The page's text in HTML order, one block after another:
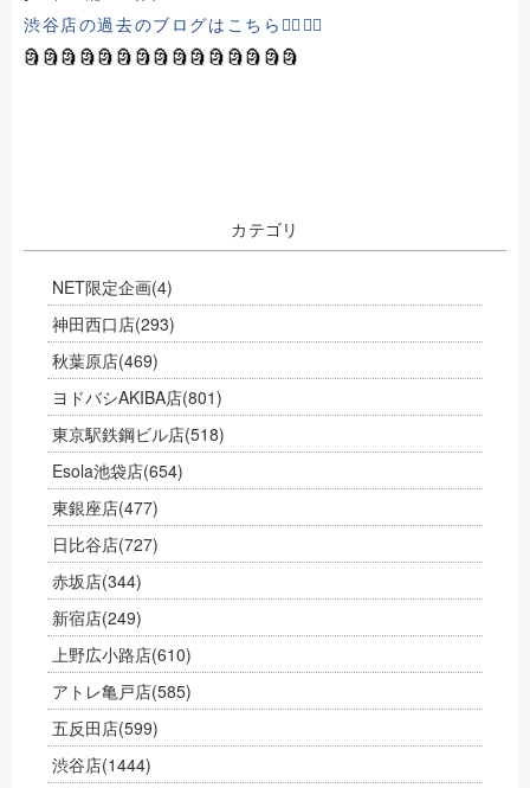
渋谷店の過去のブログはこちら💁‍♀️💁‍♂️
🗿🗿🗿🗿🗿🗿🗿🗿🗿🗿🗿🗿🗿🗿🗿
カテゴリ
NET限定企画(4)
神田西口店(293)
秋葉原店(469)
ヨドバシAKIBA店(801)
東京駅鉄鋼ビル店(518)
Esola池袋店(654)
東銀座店(477)
日比谷店(727)
赤坂店(344)
新宿店(249)
上野広小路店(610)
アトレ亀戸店(585)
五反田店(599)
渋谷店(1444)